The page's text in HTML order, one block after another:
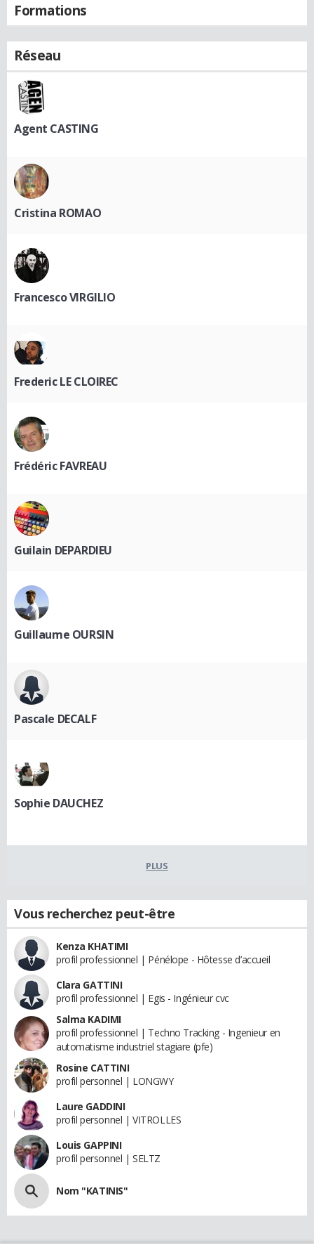
Formations
Réseau
Agent CASTING
Cristina ROMAO
Francesco VIRGILIO
Frederic LE CLOIREC
Frédéric FAVREAU
Guilain DEPARDIEU
Guillaume OURSIN
Pascale DECALF
Sophie DAUCHEZ
PLUS
Vous recherchez peut-être
Kenza KHATIMI
profil professionnel | Pénélope - Hôtesse d’accueil
Clara GATTINI
profil professionnel | Egis - Ingénieur cvc
Salma KADIMI
profil professionnel | Techno Tracking - Ingenieur en
automatisme industriel stagiare (pfe)
Rosine CATTINI
profil personnel | LONGWY
Laure GADDINI
profil personnel | VITROLLES
Louis GAPPINI
profil personnel | SELTZ
Nom "KATINIS"